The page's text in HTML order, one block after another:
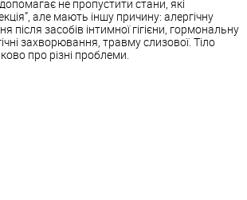
не пропустити стани, які
але мають іншу причину: алергічну
після засобів інтимної гігієни, гормональну
захворювання, травму слизової. Тіло
про різні проблеми.